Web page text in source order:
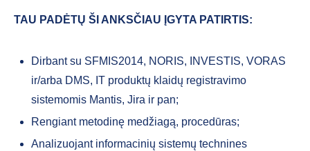
TAU PADĖTŲ ŠI ANKSČIAU ĮGYTA PATIRTIS:
Dirbant su SFMIS2014, NORIS, INVESTIS, VORAS
ir/arba DMS, IT produktų klaidų registravimo
sistemomis Mantis, Jira ir pan;
Rengiant metodinę medžiagą, procedūras;
Analizuojant informacinių sistemų technines